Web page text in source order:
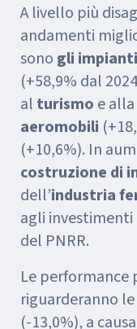
A livello più
andamenti
sono gli
(+58,9% dal
al turismo e
aeromobili
(+10,6%). In
costruzione di
dell’industria
agli
del PNRR.
Le performance
riguarderanno le
(-13,0%), a